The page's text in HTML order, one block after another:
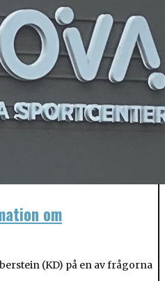
om
(KD) på en av frågorna